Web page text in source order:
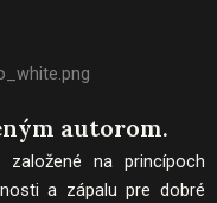
autorom.
založené na princípoch
a zápalu pre dobré